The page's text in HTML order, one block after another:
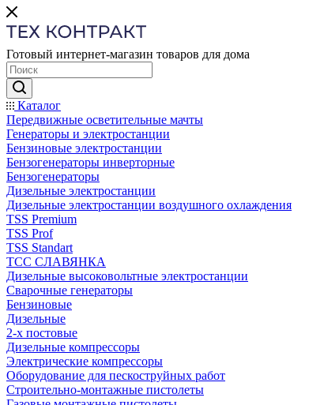
Готовый интернет-магазин товаров для дома
Каталог
Передвижные осветительные мачты
Генераторы и электростанции
Бензиновые электростанции
Бензогенераторы инверторные
Бензогенераторы
Дизельные электростанции
Дизельные электростанции воздушного охлаждения
TSS Premium
TSS Prof
TSS Standart
ТСС СЛАВЯНКА
Дизельные высоковольтные электростанции
Сварочные генераторы
Бензиновые
Дизельные
2-х постовые
Дизельные компрессоры
Электрические компрессоры
Оборудование для пескоструйных работ
Строительно-монтажные пистолеты